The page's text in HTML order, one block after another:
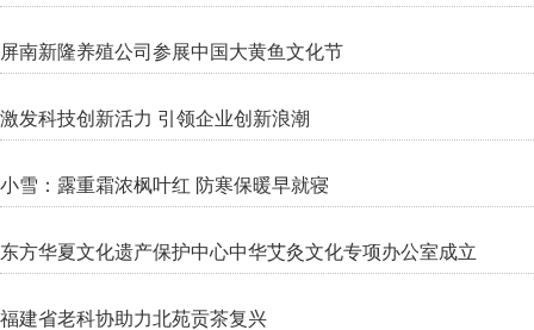
屏南新隆养殖公司参展中国大黄鱼文化节
激发科技创新活力 引领企业创新浪潮
小雪：露重霜浓枫叶红 防寒保暖早就寝
东方华夏文化遗产保护中心中华艾灸文化专项办公室成立
福建省老科协助力北苑贡茶复兴